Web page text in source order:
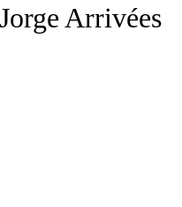
Arrivées